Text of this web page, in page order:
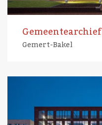
Gemeentearchief
Gemert-Bakel